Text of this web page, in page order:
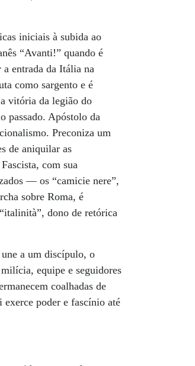
iniciais à subida ao
“Avanti!” quando é
entrada da Itália na
como sargento e é
vitória da legião do
passado. Apóstolo da
Preconiza um
de aniquilar as
com sua
— os “camicie nere”,
sobre Roma, é
dono de retórica
a um discípulo, o
equipe e seguidores
coalhadas de
poder e fascínio até